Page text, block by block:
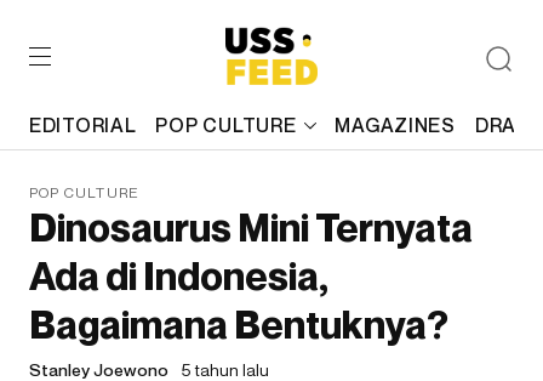
EDITORIAL POP CULTURE MAGAZINES
POP CULTURE
Dinosaurus Mini Ternyata
Ada di Indonesia,
Bagaimana Bentuknya?
Stanley Joewono 5 tahun lalu